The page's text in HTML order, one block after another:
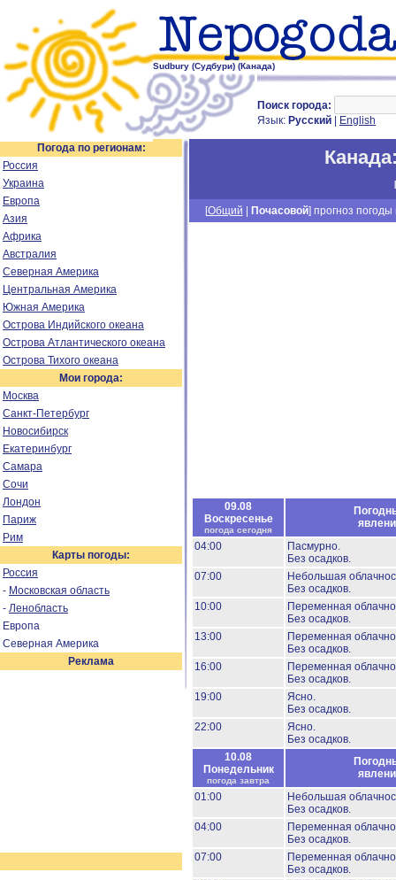
Sudbury (Судбури) (Канада)
Поиск города:
Язык: Русский English
Погода по регионам:
Россия
Украина
Европа
Азия
Африка
Австралия
Северная Америка
Центральная Америка
Южная Америка
Острова Индийского океана
Острова Атлантического океана
Острова Тихого океана
Мои города:
Москва
Санкт-Петербург
Новосибирск
Екатеринбург
Самара
Сочи
Лондон
Париж
Рим
Карты погоды:
Россия
- Московская область
- Ленобласть
Европа
Северная Америка
Реклама
Канада
[
[Общий Почасовой] прогноз погоды
09.08
Воскресенье
погода сегодня
04:00
Пасмурно.
Без осадков.
07:00
Небольшая
Без осадков.
10:00
Переменная
Без осадков.
13:00
Переменная
Без осадков.
16:00
Переменная
Без осадков.
19:00
Ясно.
Без осадков.
22:00
Ясно.
Без осадков.
10.08
Понедельник
погода завтра
01:00
Небольшая
Без осадков.
04:00
Переменная
Без осадков.
07:00
Переменная
Без осадков.